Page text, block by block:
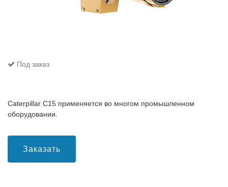
Под заказ
Caterpillar C15 применяется во многом промышленном
оборудовании.
Заказать